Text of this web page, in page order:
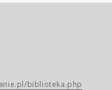
biblioteka.php